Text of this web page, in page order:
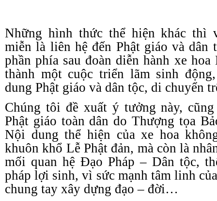
Những hình thức thể hiện khác thì
miễn là liên hệ đến Phật giáo và dân
phần phía sau đoàn diễn hành xe
thành một cuộc triển lãm sinh
dung Phật giáo và dân tộc, di chuyển
Chúng tôi đề xuất ý tưởng này,
Phật giáo toàn dân do Thượng tọa
Nội dung thể hiện của xe hoa
khuôn khổ Lễ Phật đản, mà còn là
mối quan hệ Đạo Pháp – Dân tộc,
pháp lợi sinh, vì sức mạnh tâm linh
chung tay xây dựng đạo – đời…